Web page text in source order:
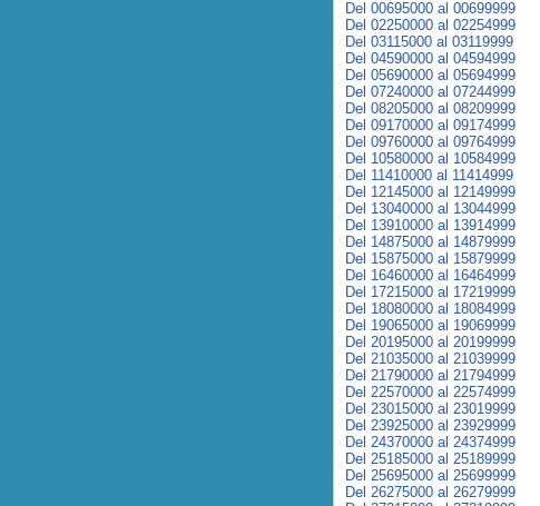
Del 00695000 al 00699999
Del 02250000 al 02254999
Del 03115000 al 03119999
Del 04590000 al 04594999
Del 05690000 al 05694999
Del 07240000 al 07244999
Del 08205000 al 08209999
Del 09170000 al 09174999
Del 09760000 al 09764999
Del 10580000 al 10584999
Del 11410000 al 11414999
Del 12145000 al 12149999
Del 13040000 al 13044999
Del 13910000 al 13914999
Del 14875000 al 14879999
Del 15875000 al 15879999
Del 16460000 al 16464999
Del 17215000 al 17219999
Del 18080000 al 18084999
Del 19065000 al 19069999
Del 20195000 al 20199999
Del 21035000 al 21039999
Del 21790000 al 21794999
Del 22570000 al 22574999
Del 23015000 al 23019999
Del 23925000 al 23929999
Del 24370000 al 24374999
Del 25185000 al 25189999
Del 25695000 al 25699999
Del 26275000 al 26279999